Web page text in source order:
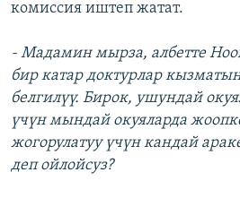
комиссия иштеп жатат.
- Мадамин мырза, албетте
бир катар доктурлар
белгилүү. Бирок, ушундай
үчүн мындай окуяларда
жогорулатуу үчүн кандай
деп ойлойсуз?